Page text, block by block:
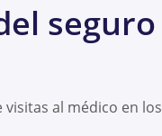
seguro
al médico en los